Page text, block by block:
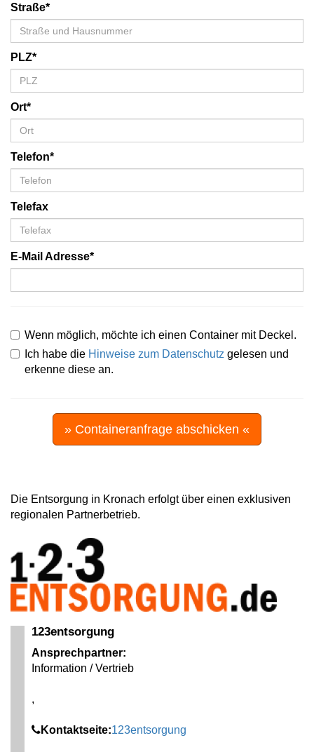
Straße*
PLZ*
Ort*
Telefon*
Telefax
E-Mail Adresse*
Wenn möglich, möchte ich einen Container mit Deckel.
Ich habe die Hinweise zum Datenschutz gelesen und
erkenne diese an.
» Containeranfrage abschicken «
Die Entsorgung in Kronach erfolgt über einen exklusiven
regionalen Partnerbetrieb.
123entsorgung
Ansprechpartner:
Information / Vertrieb
,
Kontaktseite:123entsorgung